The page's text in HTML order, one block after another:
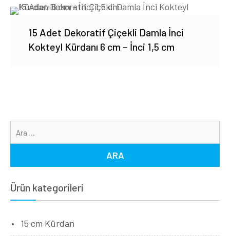
15 Adet Dekoratif Çiçekli Damla İnci
Kokteyl Kürdanı 6 cm – İnci 1,5 cm
Ürün kategorileri
15 cm Kürdan